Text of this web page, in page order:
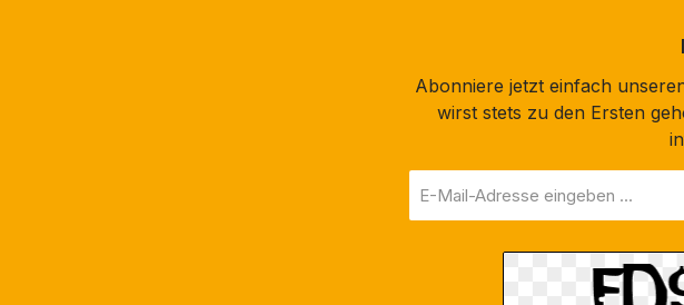
Abonniere jetzt einfach
wirst stets zu den Ersten
Mail-